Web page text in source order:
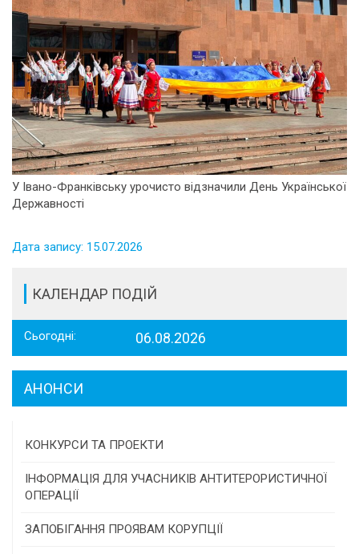
У Івано-Франківську урочисто відзначили День Української
Державності
Дата запису: 15.07.2026
КАЛЕНДАР ПОДІЙ
Сьогодні: 06.08.2026
АНОНСИ
КОНКУРСИ ТА ПРОЕКТИ
Конкурс проектів та програм місцевого
самоврядування
Конкурс інститутів громадянського суспільства
ІНФОРМАЦІЯ ДЛЯ УЧАСНИКІВ АНТИТЕРОРИСТИЧНОЇ
ОПЕРАЦІЇ
ЗАПОБІГАННЯ ПРОЯВАМ КОРУПЦІЇ